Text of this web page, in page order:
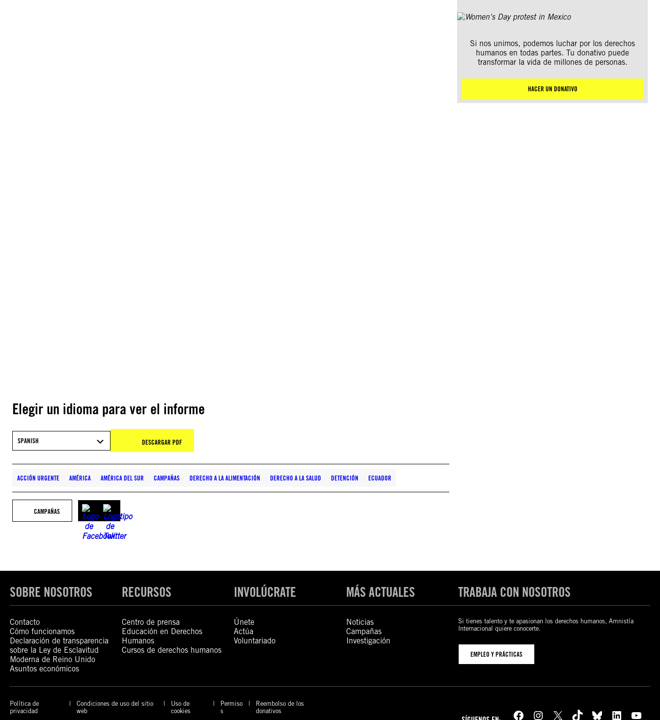
Elegir un idioma para ver el informe
SPANISH DESCARGAR PDF
ACCIÓN URGENTE AMÉRICA AMÉRICA DEL SUR CAMPAÑAS DERECHO A LA ALIMENTACIÓN DERECHO A LA SALUD DETENCIÓN ECUADOR
CAMPAÑAS
Si nos unimos, podemos luchar por los derechos
humanos en todas partes. Tu donativo puede
transformar la vida de millones de personas.
HACER UN DONATIVO
SOBRE NOSOTROS
Contacto
Cómo funcionamos
Declaración de transparencia
sobre la Ley de Esclavitud
Moderna de Reino Unido
Asuntos económicos
RECURSOS
Centro de prensa
Educación en Derechos
Humanos
Cursos de derechos humanos
INVOLÚCRATE
Únete
Actúa
Voluntariado
MÁS ACTUALES
Noticias
Campañas
Investigación
TRABAJA CON NOSOTROS
Si tienes talento y te apasionan los derechos humanos, Amnistía
Internacional quiere conocerte.
EMPLEO Y PRÁCTICAS
Política de
privacidad
Condiciones de uso del sitio
web
Uso de
cookies
Permiso
s
Reembolso de los
donativos
Facebook Instagram X TikTok Bluesky LinkedIn YouTube